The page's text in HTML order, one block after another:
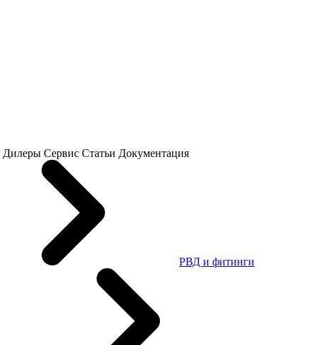
Дилеры Сервис Статьи Документация
РВД и фитинги